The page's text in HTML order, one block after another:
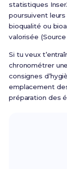
statistiques
poursuivent
bioqualité ou
valorisée (Source
Si tu veux
chronométrer
consignes
emplacement
préparation des